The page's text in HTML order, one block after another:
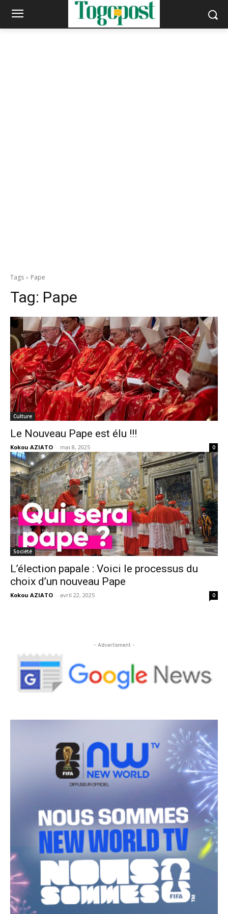
Tags Pape
Tag: Pape
Culture
Le Nouveau Pape est élu !!!
Kokou AZIATO - mai 8, 2025 0
Société
L’élection papale : Voici le processus du
choix d’un nouveau Pape
Kokou AZIATO - avril 22, 2025 0
- Advertisment -